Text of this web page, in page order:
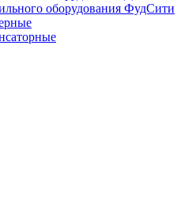
оборудования ФудСити